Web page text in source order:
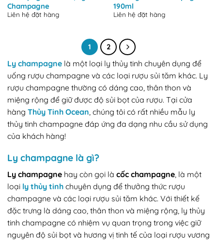
Champagne
Liên hệ đặt hàng
190ml
Liên hệ đặt hàng
1 2
Ly champagne là một loại ly thủy tinh chuyên dụng để
uống rượu champagne và các loại rượu sủi tăm khác. Ly
rượu champagne thường có dáng cao, thân thon và
miệng rộng để giữ được độ sủi bọt của rượu. Tại cửa
hàng Thủy Tinh Ocean , chúng tôi có rất nhiều mẫu ly
thủy tinh champagne đáp ứng đa dạng nhu cầu sử dụng
của khách hàng!
Ly champagne là gì?
Ly champagne hay còn gọi là cốc champagne , là một
loại ly thủy tinh chuyên dụng để thưởng thức rượu
champagne và các loại rượu sủi tăm khác. Với thiết kế
đặc trưng là dáng cao, thân thon và miệng rộng, ly thủy
tinh champagne có nhiệm vụ quan trọng trong việc giữ
nguyên độ sủi bọt và hương vị tinh tế của loại rượu vương